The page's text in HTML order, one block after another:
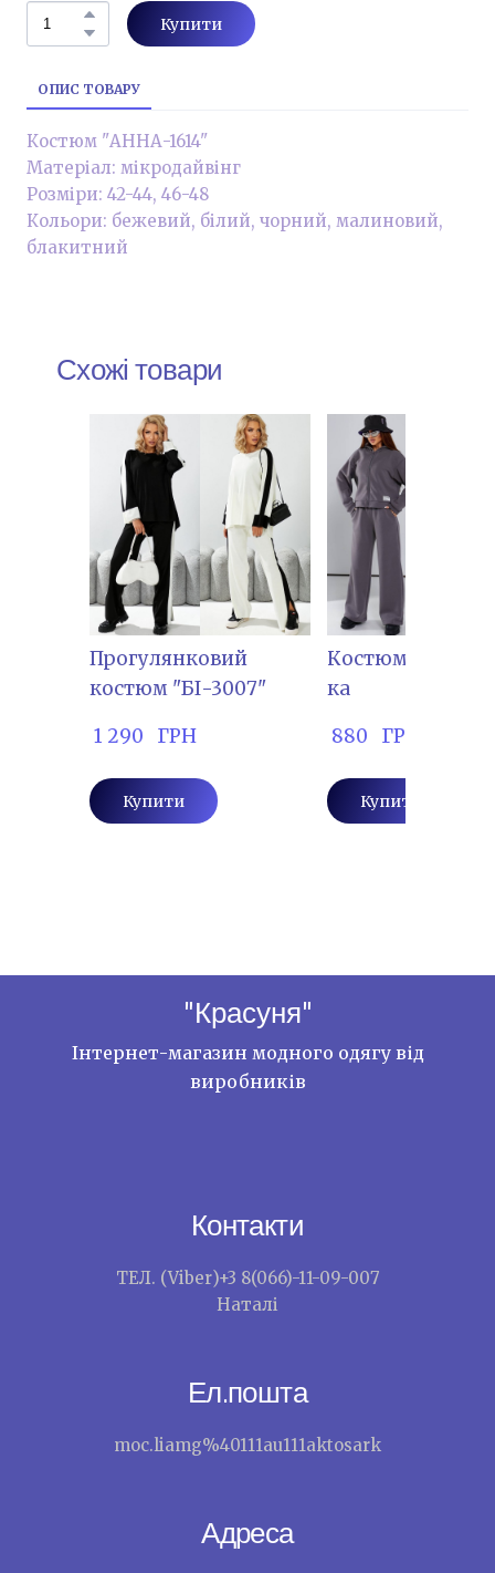
Купити
ОПИС ТОВАРУ
Костюм "АННА-1614"
Матеріал: мікродайвінг
Розміри: 42-44, 46-48
Кольори: бежевий, білий, чорний, малиновий,
блакитний
Схожі товари
Прогулянковий
костюм "БІ-3007"
1 290   ГРН
Купити
Костюм "БОГІ-
ка
880   ГРН
Купити
"Красуня"
Інтернет-магазин модного одягу від
виробників
Контакти
ТЕЛ. (Viber)+3 8(066)-11-09-007
Наталі
Ел.пошта
moc.liamg%40111au111aktosark
Адреса